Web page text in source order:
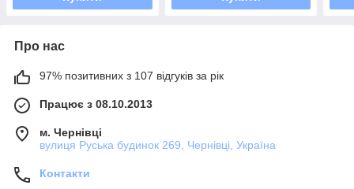
Про нас
97% позитивних з 107 відгуків за рік
Працює з 08.10.2013
м. Чернівці
вулиця Руська будинок 269, Чернівці, Україна
Контакти